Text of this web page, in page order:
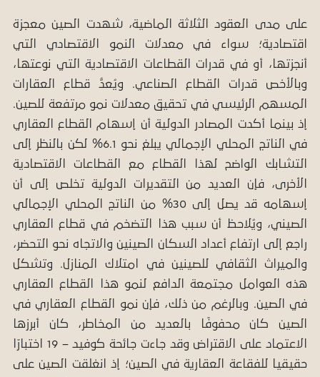
على مدى العقود الثلاثة الماضية، شهدت الصين معجزة
اقتصادية؛ سواء في معدلات النمو الاقتصادي التي
أنجزتها، أو في قدرات القطاعات الاقتصادية التي نوعتها،
وبالأخص قدرات القطاع الصناعي. ويُعدُّ قطاع العقارات
المسهم الرئيسي في تحقيق معدلات نمو مرتفعة للصين.
إذ بينما أكدت المصادر الدولية أن إسهام القطاع العقاري
في الناتج المحلي الإجمالي يبلغ نحو 6.1% لكن بالنظر إلى
التشابك الواضح لهذا القطاع مع القطاعات الاقتصادية
الأخرى، فإن العديد من التقديرات الدولية تخلص إلى أن
إسهامه قد يصل إلى 30% من الناتج المحلي الإجمالي
الصيني، ويُلاحظ أن سبب هذا التضخم في قطاع العقاري
راجع إلى ارتفاع أعداد السكان الصينين والاتجاه نحو التحضر،
والميراث الثقافي للصينين في امتلاك المنازل. وتشكل
هذه العوامل مجتمعة الدافع لنمو هذا القطاع العقاري
في الصين. وبالرغم من ذلك، فإن نمو القطاع العقاري في
الصين كان محفوفًا بالعديد من المخاطر، كان أبرزها
الاعتماد على الاقتراض وقد جاءت جائحة كوفيد – 19 اختبارًا
حقيقيا للفقاعة العقارية في الصين؛ إذ انغلقت الصين على